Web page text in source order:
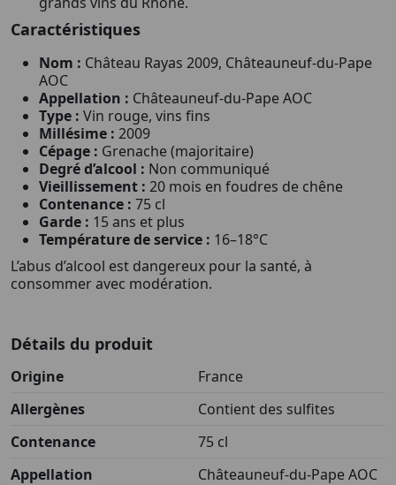
Caractéristiques
Nom : Château Rayas 2009, Châteauneuf-du-Pape
AOC
Appellation : Châteauneuf-du-Pape AOC
Type : Vin rouge, vins fins
Millésime : 2009
Cépage : Grenache (majoritaire)
Degré d’alcool : Non communiqué
Vieillissement : 20 mois en foudres de chêne
Contenance : 75 cl
Garde : 15 ans et plus
Température de service : 16–18°C
L’abus d’alcool est dangereux pour la santé, à
consommer avec modération.
Détails du produit
Origine
France
Allergènes
Contient des sulfites
Contenance
75 cl
Appellation
Châteauneuf-du-Pape AOC